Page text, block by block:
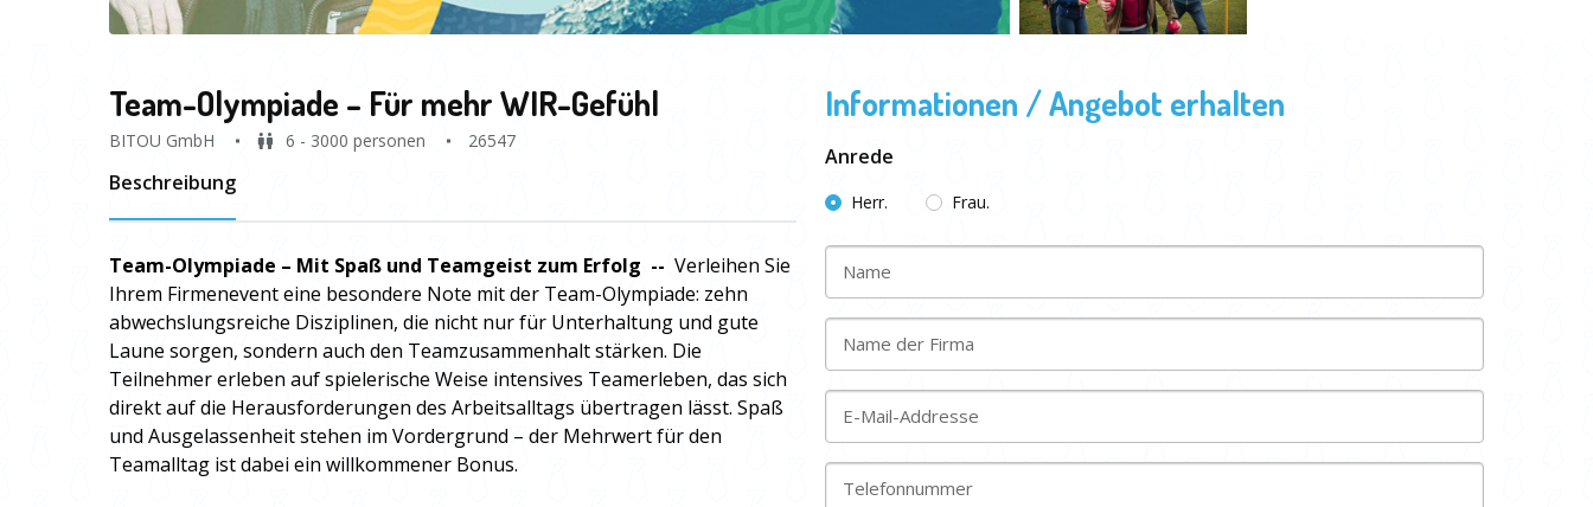
Team-Olympiade – Für mehr WIR-Gefühl
BITOU GmbH 6 - 3000 personen 26547
Beschreibung
Team-Olympiade – Mit Spaß und Teamgeist zum Erfolg -- Verleihen Sie
Ihrem Firmenevent eine besondere Note mit der Team-Olympiade: zehn
abwechslungsreiche Disziplinen, die nicht nur für Unterhaltung und gute
Laune sorgen, sondern auch den Teamzusammenhalt stärken. Die
Teilnehmer erleben auf spielerische Weise intensives Teamerleben, das sich
direkt auf die Herausforderungen des Arbeitsalltags übertragen lässt. Spaß
und Ausgelassenheit stehen im Vordergrund – der Mehrwert für den
Teamalltag ist dabei ein willkommener Bonus.
Informationen / Angebot erhalten
Anrede
Herr. Frau.
Name
Name der Firma
E-Mail-Addresse
Telefonnummer